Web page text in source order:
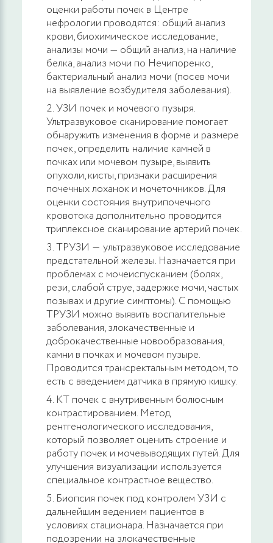
оценки работы почек в Центре
нефрологии проводятся: общий анализ
крови, биохимическое исследование,
анализы мочи — общий анализ, на наличие
белка, анализ мочи по Нечипоренко,
бактериальный анализ мочи (посев мочи
на выявление возбудителя заболевания).
УЗИ почек и мочевого пузыря.
Ультразвуковое сканирование помогает
обнаружить изменения в форме и размере
почек, определить наличие камней в
почках или мочевом пузыре, выявить
опухоли, кисты, признаки расширения
почечных лоханок и мочеточников. Для
оценки состояния внутрипочечного
кровотока дополнительно проводится
триплексное сканирование артерий почек.
ТРУЗИ ― ультразвуковое исследование
предстательной железы. Назначается при
проблемах с мочеиспусканием (болях,
рези, слабой струе, задержке мочи, частых
позывах и другие симптомы). С помощью
ТРУЗИ можно выявить воспалительные
заболевания, злокачественные и
доброкачественные новообразования,
камни в почках и мочевом пузыре.
Проводится трансректальным методом, то
есть с введением датчика в прямую кишку.
КТ почек с внутривенным болюсным
контрастированием. Метод
рентгенологического исследования,
который позволяет оценить строение и
работу почек и мочевыводящих путей. Для
улучшения визуализации используется
специальное контрастное вещество.
Биопсия почек под контролем УЗИ с
дальнейшим ведением пациентов в
условиях стационара. Назначается при
подозрении на злокачественные